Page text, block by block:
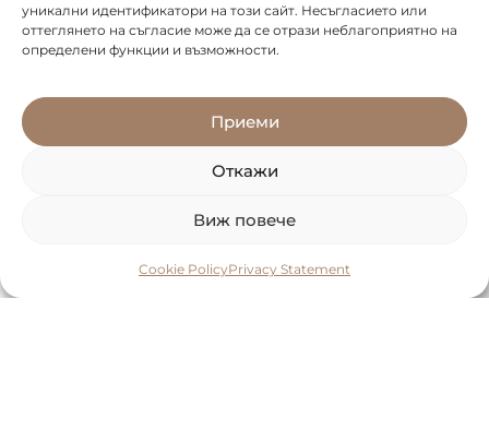
уникални идентификатори на този сайт. Несъгласието или
оттеглянето на съгласие може да се отрази неблагоприятно на
определени функции и възможности.
Приеми
Откажи
Виж повече
Cookie PolicyPrivacy Statement